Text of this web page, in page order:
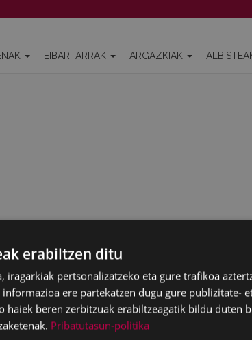
EIBARTARRAK ARGAZKIAK
WEB MAPA
erabiltzen ditu
iragarkiak pertsonalizatzeko eta gure trafikoa
ere partekatzen dugu gure publizitate-
haiek beren zerbitzuak erabiltzeagatik bildu duten
Pribatutasun-politika